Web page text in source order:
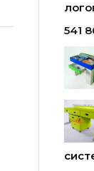
541